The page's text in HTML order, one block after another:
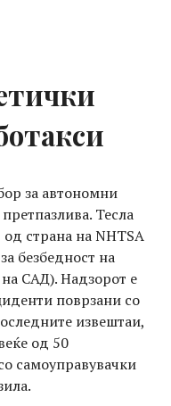
за автономни
Тесла
од страна на NHTSA
безбедност на
на САД). Надзорот е
поврзани со
извештаи,
од 50
самоуправувачки